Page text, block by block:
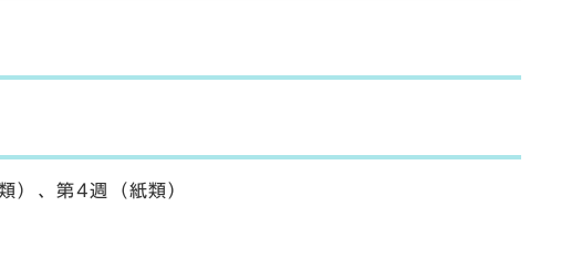
）、第4週（紙類）